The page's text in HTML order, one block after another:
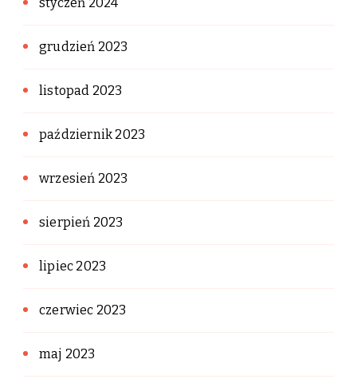
grudzień 2023
listopad 2023
październik 2023
wrzesień 2023
sierpień 2023
lipiec 2023
czerwiec 2023
maj 2023